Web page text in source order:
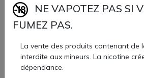
saveurs. Elles sont disponibles avec 3
gold o.5 ohm et 1.2 ohm.
Résistance EX Joyetech en 0.5 ohm :
35W pour une vape RDL.
Résistance EX Joyetech Gold en 0.5
NE VAPOTEZ PAS SI
FUMEZ PAS.
La vente des produits contenant de
interdite aux mineurs. La nicotine
dépendance.